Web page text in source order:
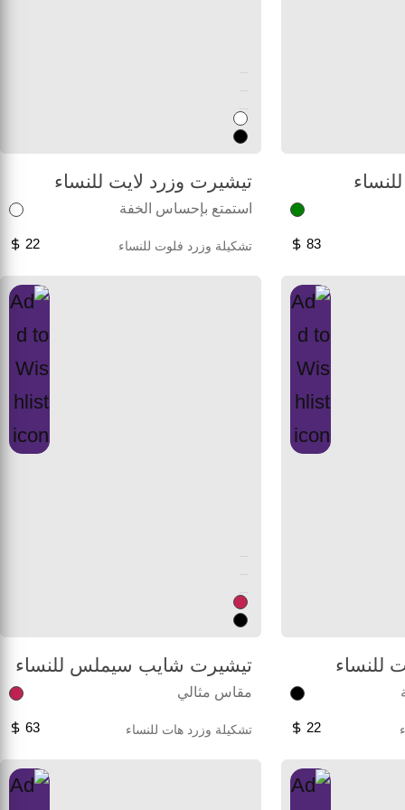
83
تيشيرت وزرد لايت للنساء
استمتع بإحساس الخفة
تشكيلة وزرد فلوت للنساء 22
للنساء
22
تيشيرت شايب سيملس للنساء
مقاس مثالي
تشكيلة وزرد هات للنساء 63